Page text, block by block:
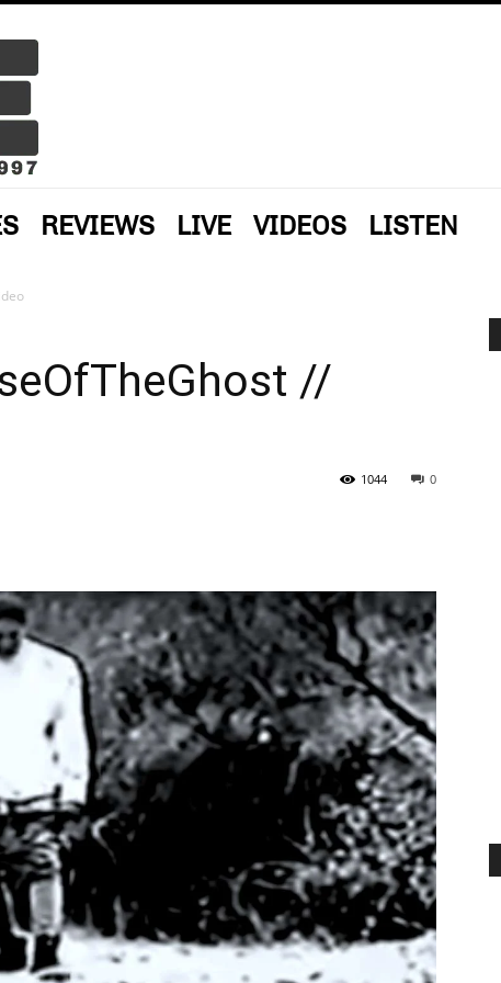
REVIEWS LIVE VIDEOS LISTEN
//
0
1044